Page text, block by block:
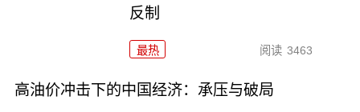
反制
最热 阅读 3463
高油价冲击下的中国经济：承压与破局